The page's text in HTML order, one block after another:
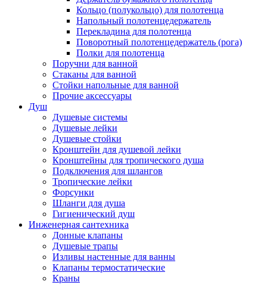
Кольцо (полукольцо) для полотенца
Напольный полотенцедержатель
Перекладина для полотенца
Поворотный полотенцедержатель (рога)
Полки для полотенца
Поручни для ванной
Стаканы для ванной
Стойки напольные для ванной
Прочие аксессуары
Душ
Душевые системы
Душевые лейки
Душевые стойки
Кронштейн для душевой лейки
Кронштейны для тропического душа
Подключения для шлангов
Тропические лейки
Форсунки
Шланги для душа
Гигиенический душ
Инженерная сантехника
Донные клапаны
Душевые трапы
Изливы настенные для ванны
Клапаны термостатические
Краны